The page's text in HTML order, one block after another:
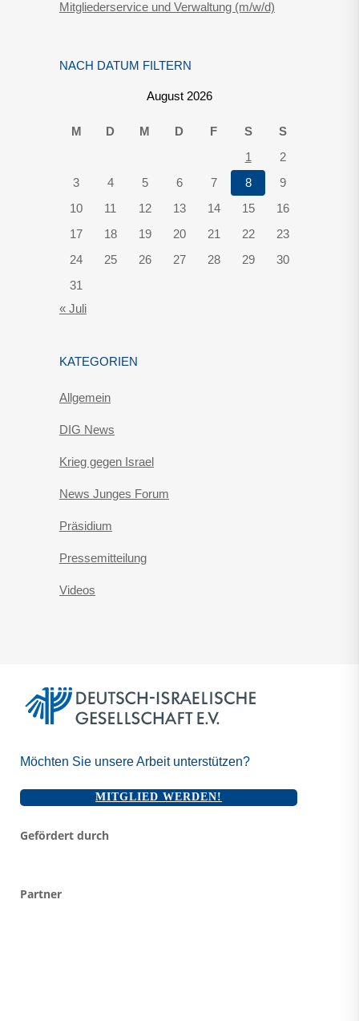
Mitgliederservice und Verwaltung (m/w/d)
NACH DATUM FILTERN
August 2026
M D M D F S
S
1
2
3
4 5 6 7 8
9
10
11 12 13 14 15
16
17
18 19 20 21 22
23
24
25 26 27 28 29
30
31
« Juli
KATEGORIEN
Allgemein
DIG News
Krieg gegen Israel
News Junges Forum
Präsidium
Pressemitteilung
Videos
Möchten Sie unsere Arbeit unterstützen?
MITGLIED WERDEN!
Gefördert durch
Partner